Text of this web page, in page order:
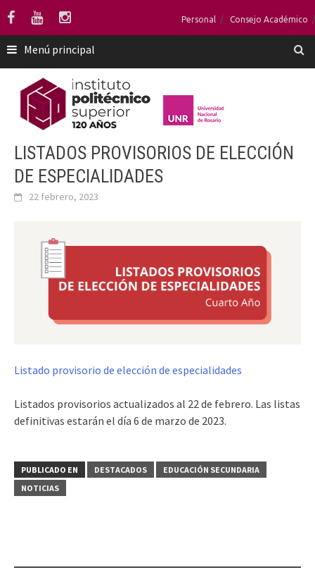
Saltar
contenido
Personal Consejo Académico
Menú principal
LISTADOS PROVISORIOS DE ELECCIÓN
DE ESPECIALIDADES
22 febrero, 2023
Listado provisorio de elección de especialidades
Listados provisorios actualizados al 22 de febrero. Las listas
definitivas estarán el día 6 de marzo de 2023.
PUBLICADO EN DESTACADOS
EDUCACIÓN SECUNDARIA
NOTICIAS